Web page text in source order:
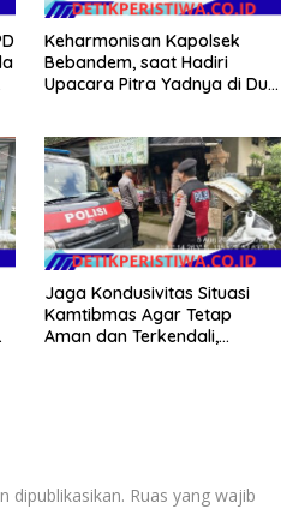
Keharmonisan Kapolsek
Bebandem, saat Hadiri
Upacara Pitra Yadnya di Dua
Jaga Kondusivitas Situasi
Kamtibmas Agar Tetap
Aman dan Terkendali,
dipublikasikan. Ruas yang wajib